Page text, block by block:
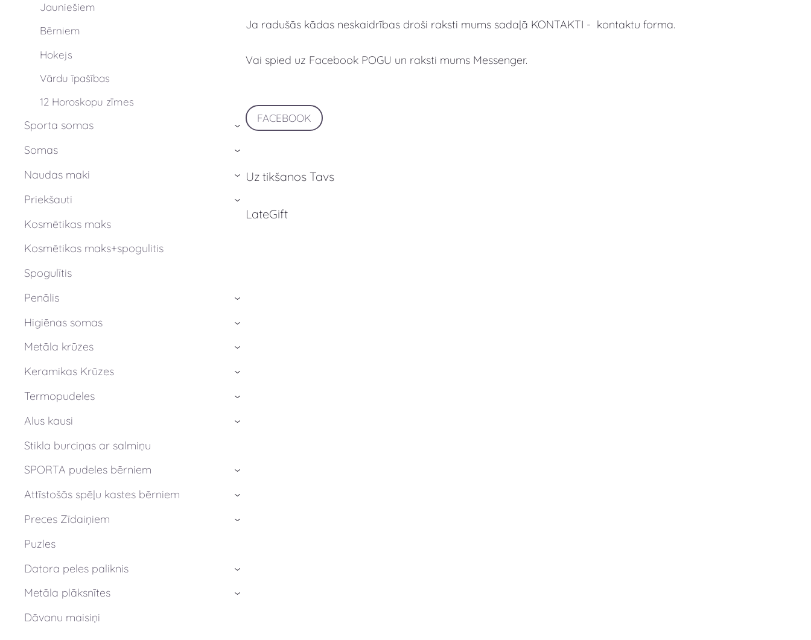
Jauniešiem
Bērniem
Hokejs
Vārdu īpašības
12 Horoskopu zīmes
Sporta somas ›
Somas ›
Naudas maki ›
Priekšauti ›
Kosmētikas maks
Kosmētikas maks+spogulitis
Spogulītis
Penālis
›
Higiēnas somas ›
Metāla krūzes ›
Keramikas Krūzes ›
Termopudeles ›
Alus kausi ›
Stikla burciņas ar salmiņu
SPORTA pudeles bērniem
›
Attīstošās spēļu kastes bērniem ›
Preces Zīdaiņiem ›
Puzles
Datora peles paliknis
›
Metāla plāksnītes ›
Dāvanu maisiņi
Ja radušās kādas neskaidrības droši raksti mums sadaļā KONTAKTI - kontaktu forma.
Vai spied uz Facebook POGU un raksti mums Messenger.
FACEBOOK
Uz tikšanos Tavs
LateGift